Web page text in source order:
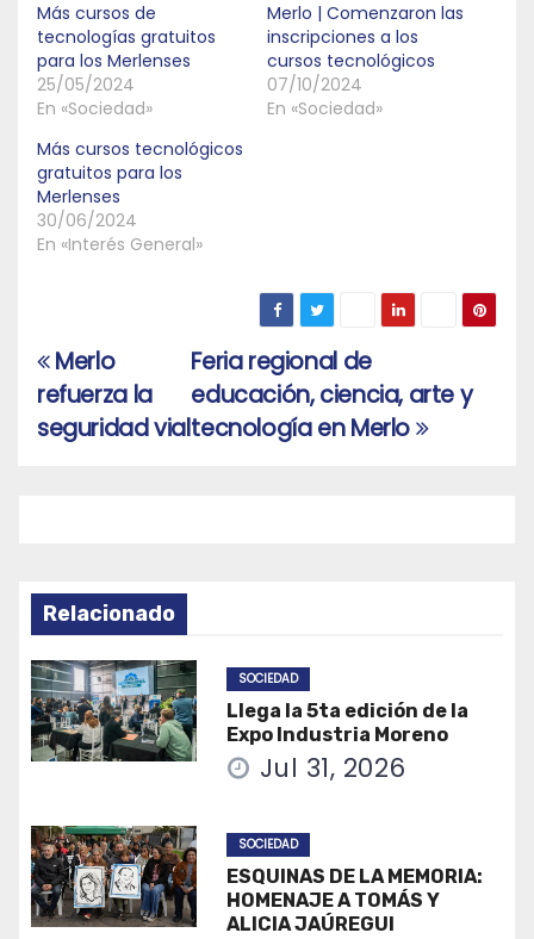
Más cursos de
tecnologías gratuitos
para los Merlenses
25/05/2024
En «Sociedad»
Merlo | Comenzaron las
inscripciones a los
cursos tecnológicos
07/10/2024
En «Sociedad»
Más cursos tecnológicos
gratuitos para los
Merlenses
30/06/2024
En «Interés General»
Navegación
de
Feria regional de
educación, ciencia, arte y
tecnología en Merlo
Merlo
refuerza la
seguridad vial
Relacionado
SOCIEDAD
Llega la 5ta edición de la
Expo Industria Moreno
Jul 31, 2026
SOCIEDAD
ESQUINAS DE LA MEMORIA:
HOMENAJE A TOMÁS Y
ALICIA JAÚREGUI